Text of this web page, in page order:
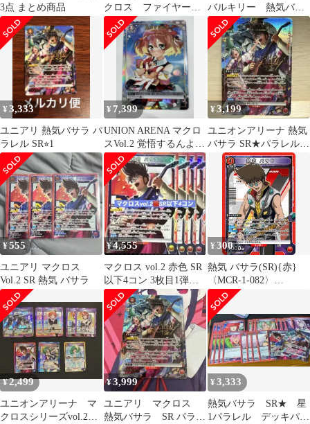
3点 まとめ商品
クロス ファイヤーバ
ルキリー(熱気バサ
ラ) SR★ パラレル
バルキリー 熱気バサ
ラ
¥3,333
ユニアリ 熱気バサラ パ
ラレル SR⭐︎1
¥ 7,399
UNION ARENA マクロ
スVol.2 覚悟するんよ
他まとめ売り
¥3,199
ユニオンアリーナ 熱気
バサラ SR★パラレル
マクロス
¥555
ユニアリ マクロス
Vol.2 SR 熱気 バサラ
¥4,555
マクロス vol.2 赤色 SR
以下4コン 3枚目1弾お
まけ
¥300
熱気 バサラ(SR){赤}
〈MCR-1-082〉
[UA36BT]ユニオンアリ
ーナ （B）
¥2,499
ユニオンアリーナ マ
クロスシリーズvol.2
¥3,999
ユニアリ マクロス
熱気バサラ SR パラレ
¥3,333
熱気バサラ SR★ 星
1パラレル デッキパー